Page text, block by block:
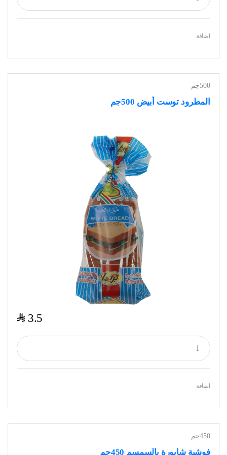
اضافة
500جم
المطرود توست أبيض 500جم
3.5
$
اضافة
450جم
فوشية شابورة بالسمسم 450جم